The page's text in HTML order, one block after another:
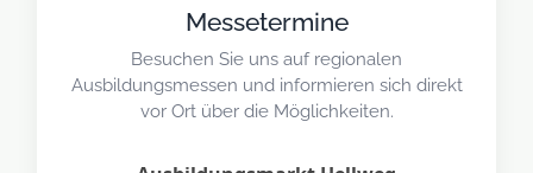
Messetermine
Besuchen Sie uns auf regionalen
Ausbildungsmessen und informieren sich direkt
vor Ort über die Möglichkeiten.